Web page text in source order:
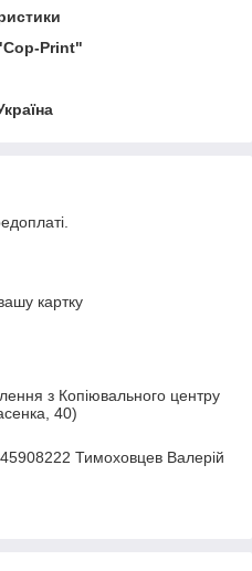
Print"
картку
з Копіювального центру
40)
Тимоховцев Валерій